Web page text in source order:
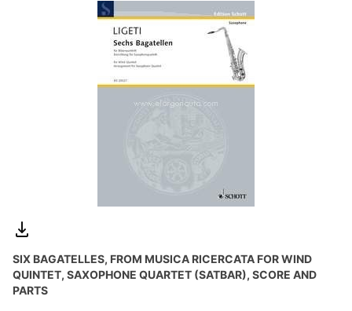
SIX BAGATELLES, FROM MUSICA RICERCATA FOR WIND
QUINTET, SAXOPHONE QUARTET (SATBAR), SCORE AND
PARTS